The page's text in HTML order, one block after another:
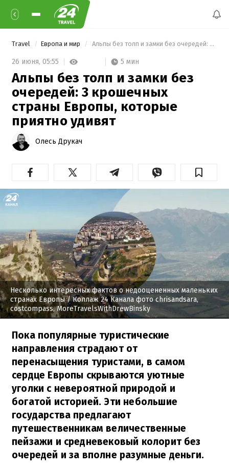
Travel Европа и мир Альпы без толп и замки без очередей: 3 крошечных страны Европы, которые приятно удивят
26 июня, 05:55 5 мин
Альпы без толп и замки без
очередей: 3 крошечных
страны Европы, которые
приятно удивят
Олесь Друкач
Несколько интересных фактов о недооцененных маленьких
странах Европы/ Коллаж 24 Канала фото chrisandsara,
costcompass, MoreTravelsWithDrewBinsky
Пока популярные туристические
направления страдают от
перенасыщения туристами, в самом
сердце Европы скрываются уютные
уголки с невероятной природой и
богатой историей. Эти небольшие
государства предлагают
путешественникам величественные
пейзажи и средневековый колорит без
очередей и за вполне разумные деньги.